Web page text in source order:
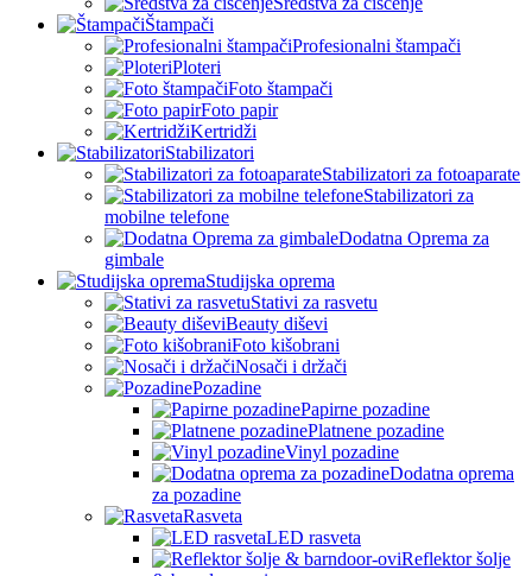
Štampači
Profesionalni štampači
Ploteri
Foto štampači
Foto papir
Kertridži
Stabilizatori
Stabilizatori za fotoaparate
Stabilizatori za
mobilne telefone
Dodatna Oprema za
gimbale
Studijska oprema
Stativi za rasvetu
Beauty diševi
Foto kišobrani
Nosači i držači
Pozadine
Papirne pozadine
Platnene pozadine
Vinyl pozadine
Dodatna oprema
za pozadine
Rasveta
LED rasveta
Reflektor šolje